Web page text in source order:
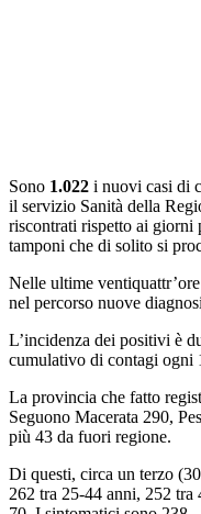
Sono 1.022 i nuovi casi di
il servizio Sanità della
riscontrati rispetto ai giorni
tamponi che di solito si
Nelle ultime
nel percorso nuove
L’incidenza dei positivi è
cumulativo di contagi ogni
La provincia che fatto
Seguono Macerata 290,
più 43 da fuori regione.
Di questi, circa un terzo
262 tra 25-44 anni, 252